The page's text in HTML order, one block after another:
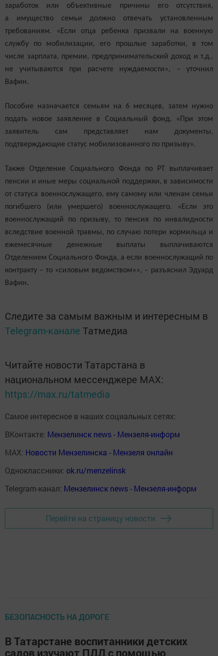
заработок или объективные причины его отсутствия,
а имущество семьи должно отвечать установленным
требованиям. «Если отца ребенка призвали на военную
службу по мобилизации, его прошлые заработки, в том
числе зарплата, премии, предпринимательский доход и т.д.,
не учитываются при расчете нуждаемости», – уточнил
Вафин.
Пособие назначается семьям на 6 месяцев, затем нужно
подать новое заявление в Социальный фонд. «При этом
заявитель сам представляет нам документы,
подтверждающие статус мобилизованного по призыву».
Также Отделение Социального Фонда по РТ выплачивает
пенсии и иные меры социальной поддержки, в зависимости
от статуса военнослужащего, ему самому или членам семьи
погибшего (или умершего) военнослужащего. «Если это
военнослужащий по призыву, то пенсия по инвалидности
вследствие военной травмы, по случаю потери кормильца и
ежемесячные денежные выплаты выплачиваются
Отделением Социального Фонда, а если военнослужащий по
контракту – то «силовым ведомством»», – разъяснил Эдуард
Вафин.
Следите за самым важным и интересным в
Telegram-канале Татмедиа
Читайте новости Татарстана в
национальном мессенджере MАХ:
https://max.ru/tatmedia
Самое интересное в наших социальных сетях:
ВКонтакте: Мензелинск news - Мензеля-информ
MAX: Новости Мензелинска - Мензеля онлайн
Одноклассники: ok.ru/menzelinsk
Telegram-канал: Мензелинск news - Мензеля-информ
Перейти на страницу новости
БЕЗОПАСНОСТЬ НА ДОРОГЕ
В Татарстане воспитанники детских
садов изучают ПДД с помощью